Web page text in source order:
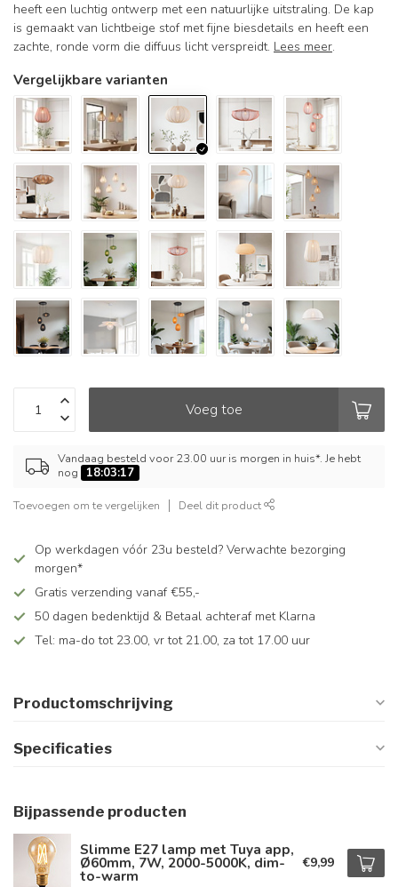
heeft een luchtig ontwerp met een natuurlijke uitstraling. De kap
is gemaakt van lichtbeige stof met fijne biesdetails en heeft een
zachte, ronde vorm die diffuus licht verspreidt. Lees meer.
Vergelijkbare varianten
Voeg toe
Vandaag besteld voor 23.00 uur is morgen in huis*. Je hebt
nog
18:03:17
Toevoegen om te vergelijken Deel dit product
Op werkdagen vóór 23u besteld? Verwachte bezorging
morgen*
Gratis verzending vanaf €55,-
50 dagen bedenktijd & Betaal achteraf met Klarna
Tel: ma-do tot 23.00, vr tot 21.00, za tot 17.00 uur
Productomschrijving
Specificaties
Bijpassende producten
Slimme E27 lamp met Tuya app,
Ø60mm, 7W, 2000-5000K, dim-
to-warm
€9,99